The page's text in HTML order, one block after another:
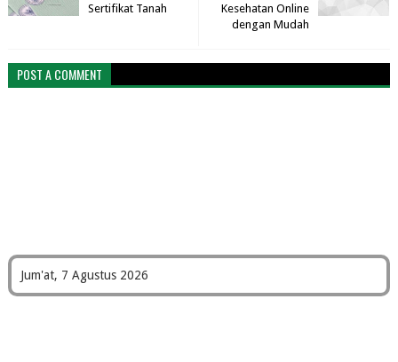
Kesehatan Online
dengan Mudah
Sertifikat Tanah
POST A COMMENT
Jum'at, 7 Agustus 2026